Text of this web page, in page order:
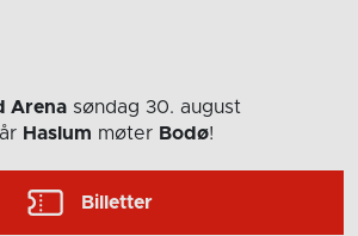
Arena søndag 30. august
Haslum møter Bodø!
Billetter